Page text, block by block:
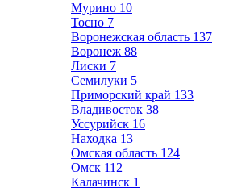
Мурино 10
Тосно 7
Воронежская область 137
Воронеж 88
Лиски 7
Семилуки 5
Приморский край 133
Владивосток 38
Уссурийск 16
Находка 13
Омская область 124
Омск 112
Калачинск 1